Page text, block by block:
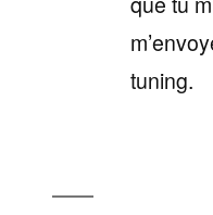
tuning.
Оставьте